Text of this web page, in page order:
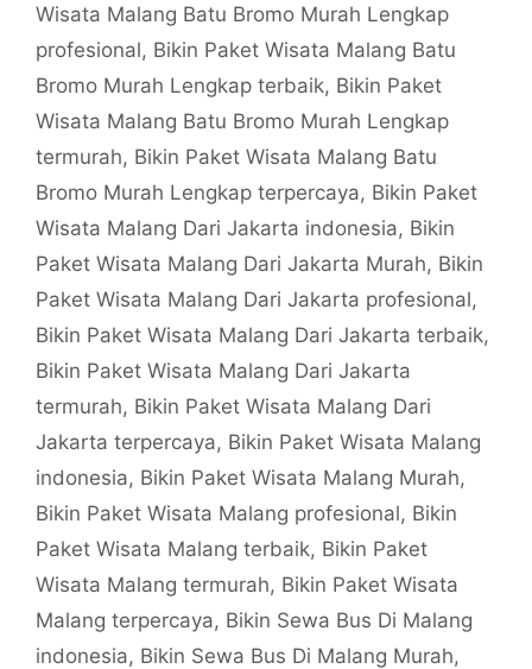
Wisata Malang Batu Bromo Murah Lengkap
profesional, Bikin Paket Wisata Malang Batu
Bromo Murah Lengkap terbaik, Bikin Paket
Wisata Malang Batu Bromo Murah Lengkap
termurah, Bikin Paket Wisata Malang Batu
Bromo Murah Lengkap terpercaya, Bikin Paket
Wisata Malang Dari Jakarta indonesia, Bikin
Paket Wisata Malang Dari Jakarta Murah, Bikin
Paket Wisata Malang Dari Jakarta profesional,
Bikin Paket Wisata Malang Dari Jakarta terbaik,
Bikin Paket Wisata Malang Dari Jakarta
termurah, Bikin Paket Wisata Malang Dari
Jakarta terpercaya, Bikin Paket Wisata Malang
indonesia, Bikin Paket Wisata Malang Murah,
Bikin Paket Wisata Malang profesional, Bikin
Paket Wisata Malang terbaik, Bikin Paket
Wisata Malang termurah, Bikin Paket Wisata
Malang terpercaya, Bikin Sewa Bus Di Malang
indonesia, Bikin Sewa Bus Di Malang Murah,